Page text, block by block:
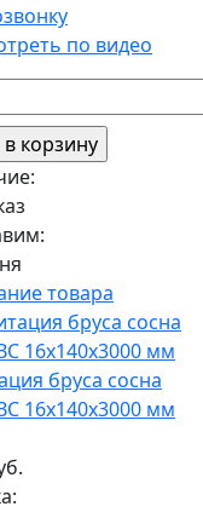
по видео
товара
бруса сосна
16х140х3000 мм